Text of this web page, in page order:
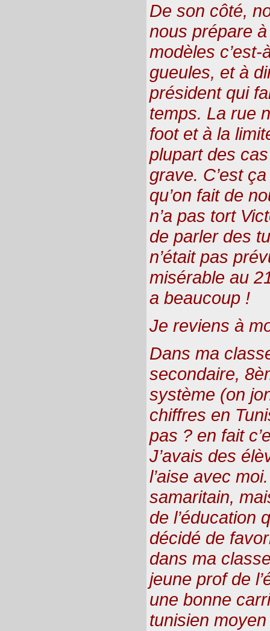
De son côté,
nous prépare
modèles
gueules, et à
président qui
temps. La rue
foot et à la
plupart des
grave. C’est
qu’on fait de
n’a pas tort
de parler des
n’était pas
misérable au
a beaucoup !
Je reviens à
Dans ma
secondaire,
système (on
chiffres en
pas ? en fait
J’avais des
l’aise avec
samaritain,
de l’éducation
décidé de
dans ma
jeune prof de
une bonne
tunisien